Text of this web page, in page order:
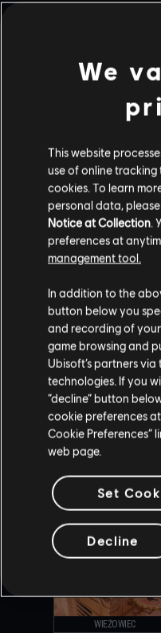
W ZWARCIU
WYBRZEŻE
FAWELA
BAZA HEREFORD
OUTBACK
WIEŻOWIEC
We
This website
use of online
cookies. To learn
personal data,
Notice at Collection.
preferences at
management tool.
In addition to the
button below you
and recording of
game browsing and
Ubisoft’s partners
technologies. If you
“decline” button
cookie preferences
Cookie Preferences”
web page.
Set
Decline